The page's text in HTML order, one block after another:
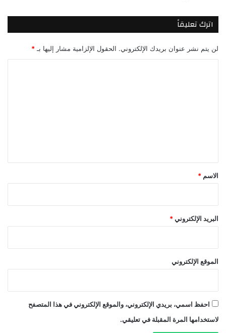
اترك تعليقاً
لن يتم نشر عنوان بريدك الإلكتروني. الحقول الإلزامية مشار إليها بـ *
*
الاسم *
البريد الإلكتروني *
الموقع الإلكتروني
احفظ اسمي، بريدي الإلكتروني، والموقع الإلكتروني في هذا المتصفح
لاستخدامها المرة المقبلة في تعليقي.